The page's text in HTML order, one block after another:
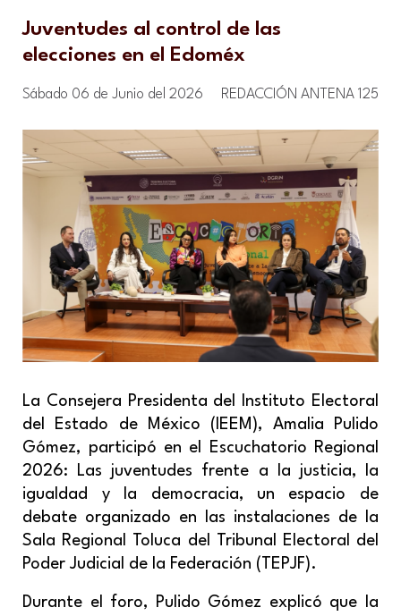
Juventudes al control de las
elecciones en el Edoméx
Sábado 06 de Junio del 2026 REDACCIÓN ANTENA 125
La Consejera Presidenta del Instituto Electoral
del Estado de México (IEEM), Amalia Pulido
Gómez, participó en el
Escuchatorio Regional
2026: Las juventudes frente a la justicia, la
igualdad y la democracia, un espacio de
debate organizado en las instalaciones de la
Sala Regional Toluca del Tribunal Electoral del
Poder Judicial de la Federación (TEPJF).
Durante el foro, Pulido Gómez explicó que la